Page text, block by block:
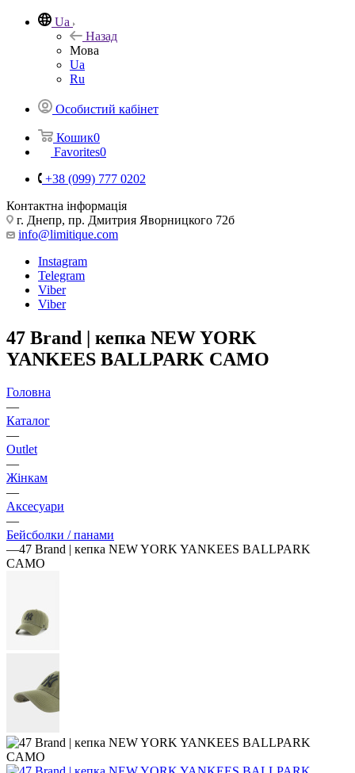
Ua
Назад
Мова
Ua
Ru
Особистий кабінет
Кошик0
Favorites0
+38 (099) 777 0202
Контактна інформація
г. Днепр, пр. Дмитрия Яворницкого 72б
info@limitique.com
Instagram
Telegram
Viber
Viber
47 Brand | кепка NEW YORK
YANKEES BALLPARK CAMO
Головна
—
Каталог
—
Outlet
—
Жінкам
—
Аксесуари
—
Бейсболки / панами
—47 Brand | кепка NEW YORK YANKEES BALLPARK
CAMO